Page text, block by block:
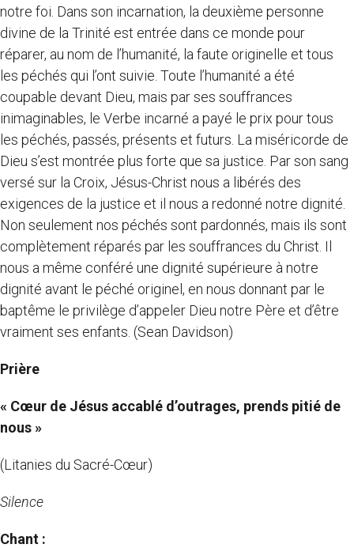
notre foi. Dans son incarnation, la deuxième personne
divine de la Trinité est entrée dans ce monde pour
réparer, au nom de l’humanité, la faute originelle et tous
les péchés qui l’ont suivie. Toute l’humanité a été
coupable devant Dieu, mais par ses souffrances
inimaginables, le Verbe incarné a payé le prix pour tous
les péchés, passés, présents et futurs. La miséricorde de
Dieu s’est montrée plus forte que sa justice. Par son sang
versé sur la Croix, Jésus-Christ nous a libérés des
exigences de la justice et il nous a redonné notre dignité.
Non seulement nos péchés sont pardonnés, mais ils sont
complètement réparés par les souffrances du Christ. Il
nous a même conféré une dignité supérieure à notre
dignité avant le péché originel, en nous donnant par le
baptême le privilège d’appeler Dieu notre Père et d’être
vraiment ses enfants. (Sean Davidson)
Prière
« Cœur de Jésus accablé d’outrages, prends pitié de
nous »
(Litanies du Sacré-Cœur)
Silence
Chant :